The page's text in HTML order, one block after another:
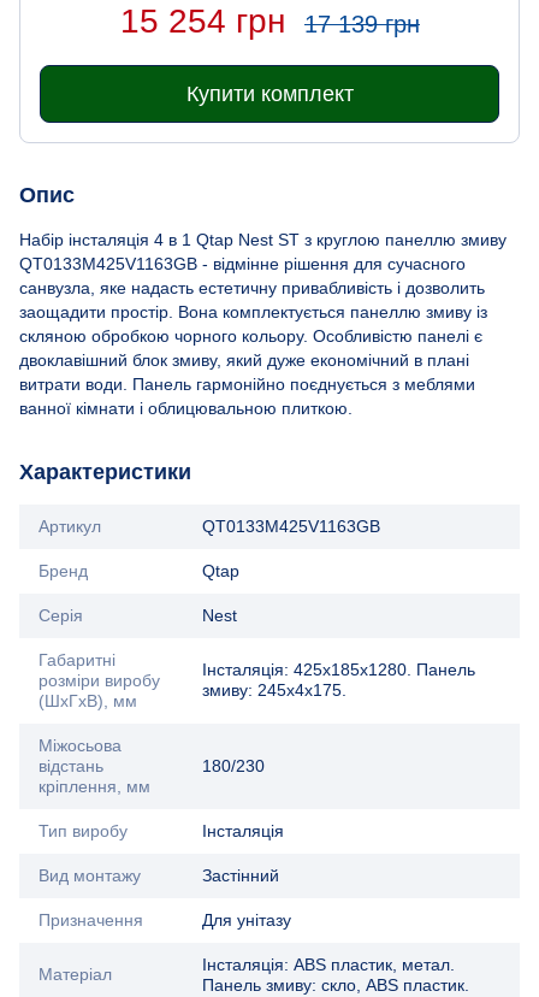
15 254 грн 17 139 грн
Купити комплект
Опис
Набір інсталяція 4 в 1 Qtap Nest ST з круглою панеллю змиву
QT0133M425V1163GB - відмінне рішення для сучасного
санвузла, яке надасть естетичну привабливість і дозволить
заощадити простір. Вона комплектується панеллю змиву із
скляною обробкою чорного кольору. Особливістю панелі є
двоклавішний блок змиву, який дуже економічний в плані
витрати води. Панель гармонійно поєднується з меблями
ванної кімнати і облицювальною плиткою.
Характеристики
Артикул QT0133M425V1163GB
Бренд Qtap
Серія Nest
Габаритні
розміри виробу
(ШхГхВ), мм
Інсталяція: 425х185х1280. Панель
змиву: 245х4х175.
Міжосьова
відстань
кріплення, мм
180/230
Тип виробу Інсталяція
Вид монтажу Застінний
Призначення Для унітазу
Матеріал
Інсталяція: ABS пластик, метал.
Панель змиву: скло, ABS пластик.